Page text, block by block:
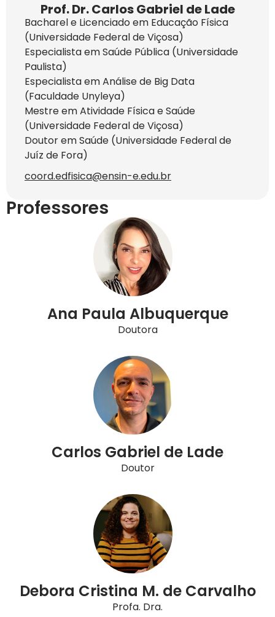
Prof. Dr. Carlos Gabriel de Lade
Bacharel e Licenciado em Educação Física
(Universidade Federal de Viçosa)
Especialista em Saúde Pública (Universidade
Paulista)
Especialista em Análise de Big Data
(Faculdade Unyleya)
Mestre em Atividade Física e Saúde
(Universidade Federal de Viçosa)
Doutor em Saúde (Universidade Federal de
Juíz de Fora)
coord.edfisica@ensin-e.edu.br
Professores
Ana Paula Albuquerque
Doutora
Carlos Gabriel de Lade
Doutor
Debora Cristina M. de Carvalho
Profa. Dra.